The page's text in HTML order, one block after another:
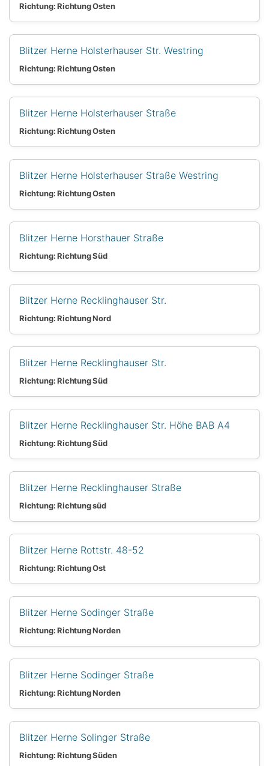
Richtung: Richtung Osten
Blitzer Herne Holsterhauser Str. Westring
Richtung: Richtung Osten
Blitzer Herne Holsterhauser Straße
Richtung: Richtung Osten
Blitzer Herne Holsterhauser Straße Westring
Richtung: Richtung Osten
Blitzer Herne Horsthauer Straße
Richtung: Richtung Süd
Blitzer Herne Recklinghauser Str.
Richtung: Richtung Nord
Blitzer Herne Recklinghauser Str.
Richtung: Richtung Süd
Blitzer Herne Recklinghauser Str. Höhe BAB A4
Richtung: Richtung Süd
Blitzer Herne Recklinghauser Straße
Richtung: Richtung süd
Blitzer Herne Rottstr. 48-52
Richtung: Richtung Ost
Blitzer Herne Sodinger Straße
Richtung: Richtung Norden
Blitzer Herne Sodinger Straße
Richtung: Richtung Norden
Blitzer Herne Solinger Straße
Richtung: Richtung Süden